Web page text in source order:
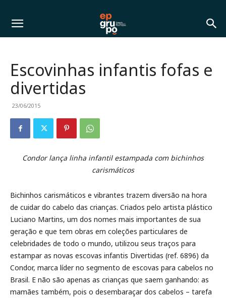
Escovinhas infantis fofas e
divertidas
23/06/2015
Condor lança linha infantil estampada com bichinhos
carismáticos
Bichinhos carismáticos e vibrantes trazem diversão na hora
de cuidar do cabelo das crianças. Criados pelo artista plástico
Luciano Martins, um dos nomes mais importantes de sua
geração e que tem obras em coleções particulares de
celebridades de todo o mundo, utilizou seus traços para
estampar as novas escovas infantis Divertidas (ref. 6896) da
Condor, marca líder no segmento de escovas para cabelos no
Brasil. E não são apenas as crianças que saem ganhando: as
mamães também, pois o desembaraçar dos cabelos – tarefa